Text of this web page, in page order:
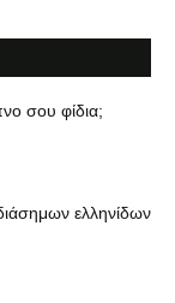
σου φίδια;
ελληνίδων